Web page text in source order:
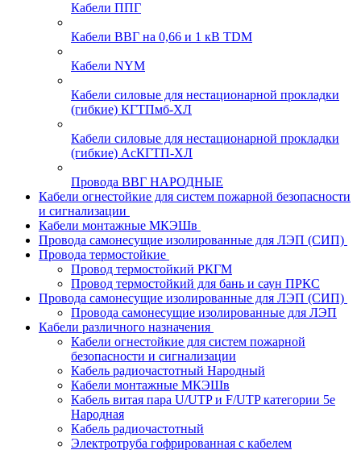
Кабели ППГ
Кабели ВВГ на 0,66 и 1 кВ TDM
Кабели NYM
Кабели силовые для нестационарной прокладки
(гибкие) КГТПмб-ХЛ
Кабели силовые для нестационарной прокладки
(гибкие) АсКГТП-ХЛ
Провода ВВГ НАРОДНЫЕ
Кабели огнестойкие для систем пожарной безопасности
и сигнализации
Кабели монтажные МКЭШв
Провода самонесущие изолированные для ЛЭП (СИП)
Провода термостойкие
Провод термостойкий РКГМ
Провод термостойкий для бань и саун ПРКС
Провода самонесущие изолированные для ЛЭП (СИП)
Провода самонесущие изолированные для ЛЭП
Кабели различного назначения
Кабели огнестойкие для систем пожарной
безопасности и сигнализации
Кабель радиочастотный Народный
Кабели монтажные МКЭШв
Кабель витая пара U/UTP и F/UTP категории 5е
Народная
Кабель радиочастотный
Электротруба гофрированная с кабелем